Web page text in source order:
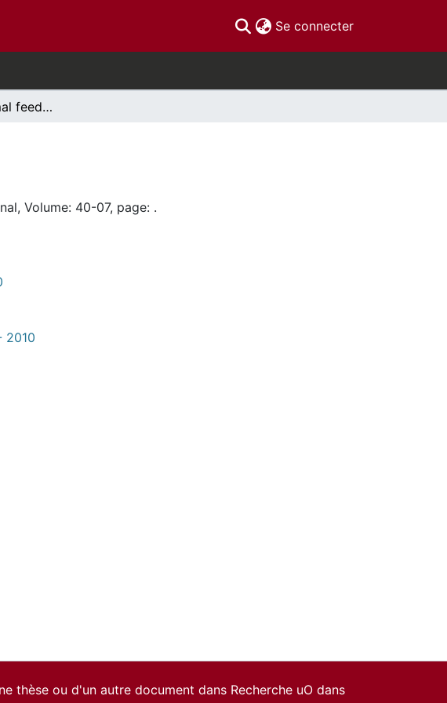
Se connecter(current)
Non-linear optimal feedback regulator.
Volume: 40-07, page: .
2010
thèse ou d'un autre document dans Recherche uO dans